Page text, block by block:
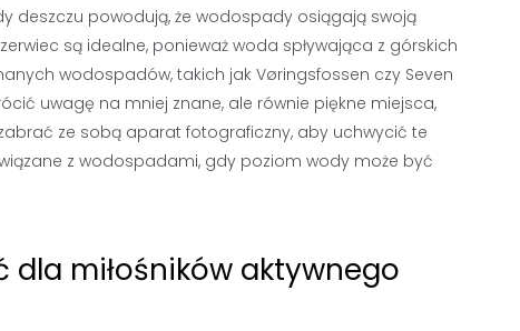
deszczu powodują, że wodospady osiągają swoją
są idealne, ponieważ woda spływająca z górskich
wodospadów, takich jak Vøringsfossen czy Seven
uwagę na mniej znane, ale równie piękne miejsca,
ze sobą aparat fotograficzny, aby uchwycić te
z wodospadami, gdy poziom wody może być
miłośników aktywnego